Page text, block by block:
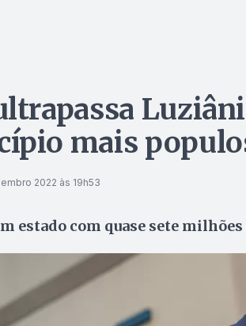
mais
2022 às 19h53
estado com quase sete